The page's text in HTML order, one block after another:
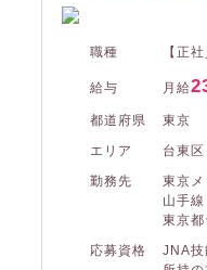
職種 【正
給与 月給
都道府県
東京
エリア
台東区
勤務先
東京
山手
東京
応募資格
JNA技